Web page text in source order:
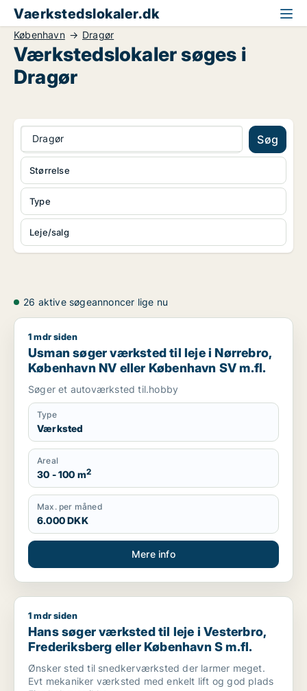
Vaerkstedslokaler.dk
København Dragør
Værkstedslokaler søges i
Dragør
Dragør Søg
Type
Leje/salg
Størrelse
26 aktive søgeannoncer lige nu
Usman søger værksted til leje i Nørrebro, København NV
1 mdr siden
Usman søger værksted til leje i Nørrebro,
København NV eller København SV m.fl.
Søger et autoværksted til.hobby
Type
Værksted
Areal
30 - 100 m2
Max. per måned
6.000 DKK
Mere info
Hans søger værksted til leje i Vesterbro, Frederiksberg eller
1 mdr siden
Hans søger værksted til leje i Vesterbro,
Frederiksberg eller København S m.fl.
Ønsker sted til snedkerværksted der larmer meget.
Evt mekaniker værksted med enkelt lift og god plads